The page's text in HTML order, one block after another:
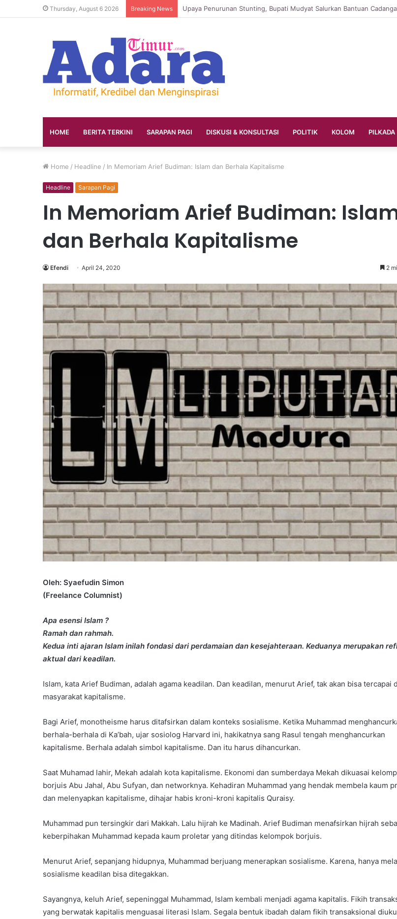
Thursday, August 6 2026 Breaking News
HOME BERITA TERKINI SARAPAN PAGI DISKUSI & KONSULTASI POLITIK KOLOM PILKADA
Home / Headline / In Memoriam Arief Budiman: Islam dan Berhala Kapitalisme
Headline Sarapan Pagi
In Memoriam Arief Budiman:
dan Berhala Kapitalisme
Efendi April 24, 2020 2
Oleh: Syaefudin Simon
(Freelance Columnist)
Apa esensi Islam ?
Ramah dan rahmah.
Kedua inti ajaran Islam inilah fondasi dari perdamaian dan kesejahteraan. Keduanya merupakan
aktual dari keadilan.
Islam, kata Arief Budiman, adalah agama keadilan. Dan keadilan, menurut Arief, tak akan bisa tercapai
masyarakat kapitalisme.
Bagi Arief, monotheisme harus ditafsirkan dalam konteks sosialisme. Ketika Muhammad
berhala-berhala di Ka’bah, ujar sosiolog Harvard ini, hakikatnya sang Rasul tengah menghancurkan
kapitalisme. Berhala adalah simbol kapitalisme. Dan itu harus dihancurkan.
Saat Muhamad lahir, Mekah adalah kota kapitalisme. Ekonomi dan sumberdaya Mekah dikuasai
borjuis Abu Jahal, Abu Sufyan, dan networknya. Kehadiran Muhammad yang hendak membela kaum
dan melenyapkan kapitalisme, dihajar habis kroni-kroni kapitalis Quraisy.
Muhammad pun tersingkir dari Makkah. Lalu hijrah ke Madinah. Arief Budiman menafsirkan hijrah
keberpihakan Muhammad kepada kaum proletar yang ditindas kelompok borjuis.
Menurut Arief, sepanjang hidupnya, Muhammad berjuang menerapkan sosialisme. Karena, hanya
sosialisme keadilan bisa ditegakkan.
Sayangnya, keluh Arief, sepeninggal Muhammad, Islam kembali menjadi agama kapitalis. Fikih
yang berwatak kapitalis menguasai literasi Islam. Segala bentuk ibadah dalam fikih transaksional